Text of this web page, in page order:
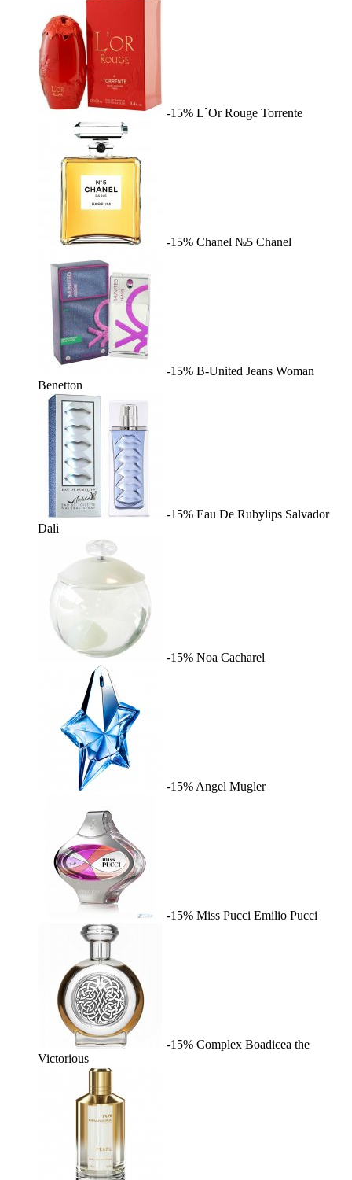
-15% L`Or Rouge Torrente
-15% Chanel №5 Chanel
-15% B-United Jeans Woman
Benetton
-15% Eau De Rubylips Salvador
Dali
-15% Noa Cacharel
-15% Angel Mugler
-15% Miss Pucci Emilio Pucci
-15% Complex Boadicea the
Victorious